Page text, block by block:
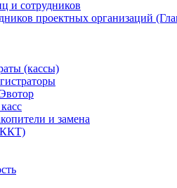
и сотрудников
проектных организаций
(кассы)
и замена